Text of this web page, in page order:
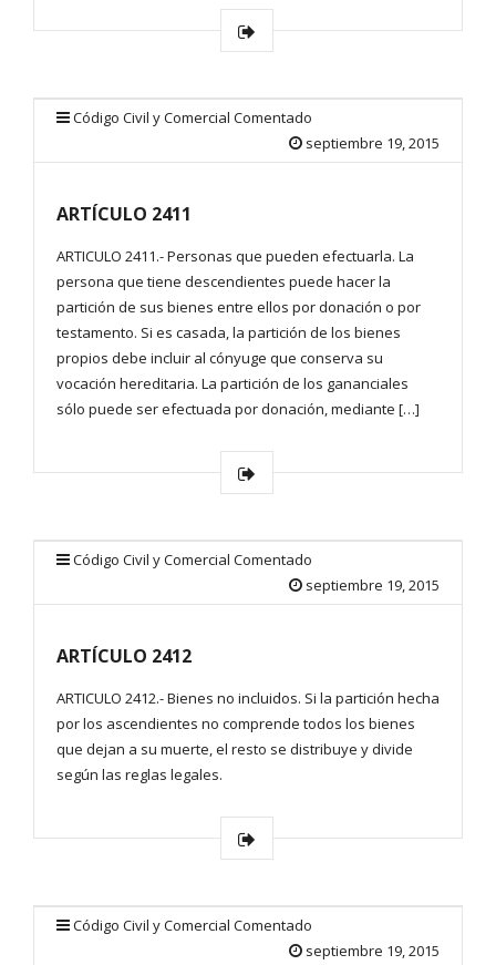
Código Civil y Comercial Comentado
septiembre 19, 2015
ARTÍCULO 2411
ARTICULO 2411.- Personas que pueden efectuarla. La
persona que tiene descendientes puede hacer la
partición de sus bienes entre ellos por donación o por
testamento. Si es casada, la partición de los bienes
propios debe incluir al cónyuge que conserva su
vocación hereditaria. La partición de los gananciales
sólo puede ser efectuada por donación, mediante […]
Código Civil y Comercial Comentado
septiembre 19, 2015
ARTÍCULO 2412
ARTICULO 2412.- Bienes no incluidos. Si la partición hecha
por los ascendientes no comprende todos los bienes
que dejan a su muerte, el resto se distribuye y divide
según las reglas legales.
Código Civil y Comercial Comentado
septiembre 19, 2015